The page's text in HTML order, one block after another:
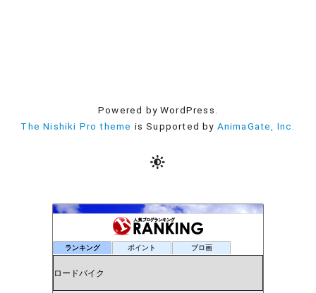
Powered by WordPress.
The Nishiki Pro theme is Supported by AnimaGate, Inc.
ランキング ポイント ブロ画